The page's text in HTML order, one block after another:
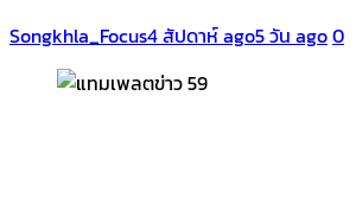
Songkhla_Focus4 สัปดาห์ ago5 วัน ago0